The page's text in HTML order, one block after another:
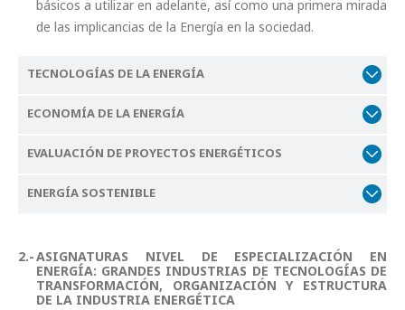
básicos a utilizar en adelante, así como una primera mirada
de las implicancias de la Energía en la sociedad.
TECNOLOGÍAS DE LA ENERGÍA
ECONOMÍA DE LA ENERGÍA
EVALUACIÓN DE PROYECTOS ENERGÉTICOS
ENERGÍA SOSTENIBLE
ASIGNATURAS NIVEL DE ESPECIALIZACIÓN EN
ENERGÍA: GRANDES INDUSTRIAS DE TECNOLOGÍAS DE
TRANSFORMACIÓN, ORGANIZACIÓN Y ESTRUCTURA
DE LA INDUSTRIA ENERGÉTICA